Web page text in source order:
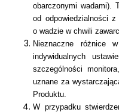
obarczonymi wadami).
od odpowiedzialności
o wadzie w chwili
Nieznaczne różnice
indywidualnych
szczególności
uznane za
Produktu.
W przypadku